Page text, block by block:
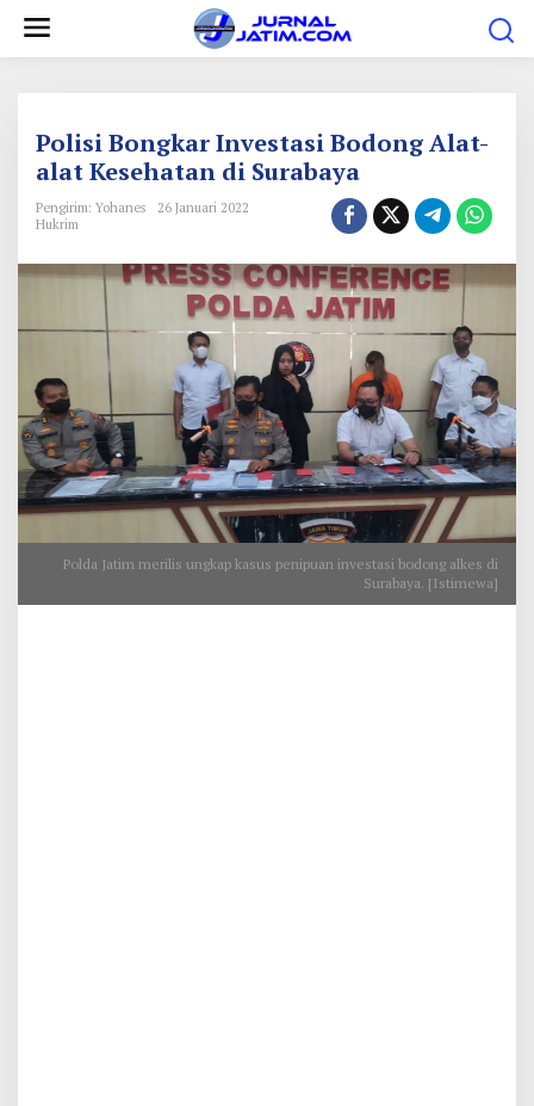
Polisi Bongkar Investasi Bodong Alat-
alat Kesehatan di Surabaya
Pengirim: Yohanes
26 Januari 2022
Hukrim
Polda Jatim merilis ungkap kasus penipuan investasi bodong alkes di
Surabaya. [Istimewa]